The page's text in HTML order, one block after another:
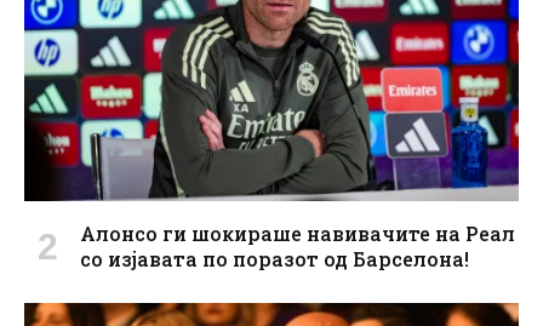
Алонсо ги шокираше навивачите на Реал
со изјавата по поразот од Барселона!